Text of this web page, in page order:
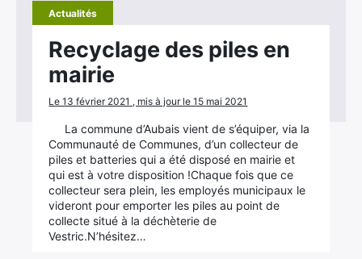
Actualités
Recyclage des piles en
mairie
Le 13 février 2021 , mis à jour le 15 mai 2021
La commune d’Aubais vient de s’équiper, via la
Communauté de Communes, d’un collecteur de
piles et batteries qui a été disposé en mairie et
qui est à votre disposition !Chaque fois que ce
collecteur sera plein, les employés municipaux le
videront pour emporter les piles au point de
collecte situé à la déchèterie de
Vestric.N’hésitez…